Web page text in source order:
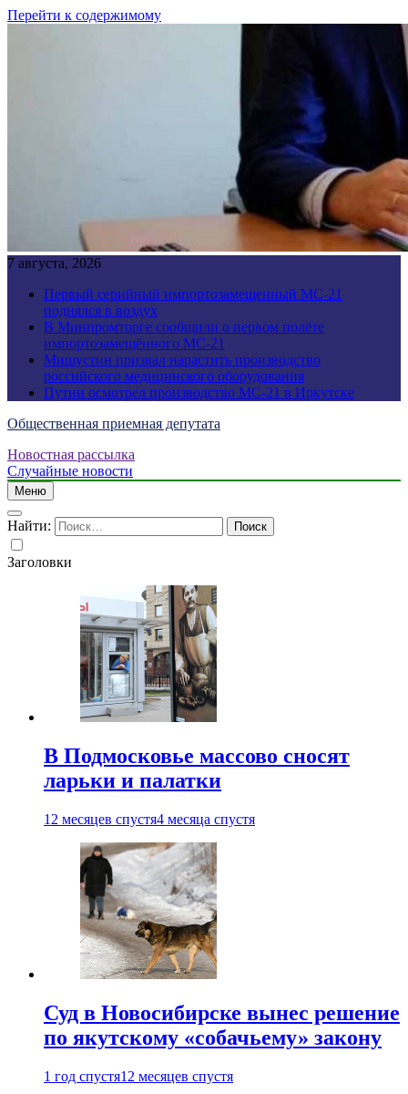
Перейти к содержимому
7 августа, 2026
Первый серийный импортозамещенный МС-21
поднялся в воздух
В Минпромторге сообщили о первом полёте
импортозамещённого МС-21
Мишустин призвал нарастить производство
российского медицинского оборудования
Путин осмотрел производство МС-21 в Иркутске
Общественная приемная депутата
Новостная рассылка
Случайные новости
Меню
Найти:
Заголовки
В Подмосковье массово сносят
ларьки и палатки
12 месяцев спустя4 месяца спустя
Суд в Новосибирске вынес решение
по якутскому «собачьему» закону
1 год спустя12 месяцев спустя